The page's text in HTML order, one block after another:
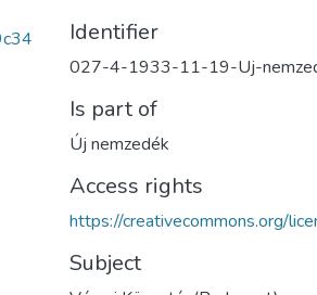
Identifier
027-4-1933-11-19-Uj-
Is part of
Új nemzedék
Access rights
https://creativecommons.org/
Subject